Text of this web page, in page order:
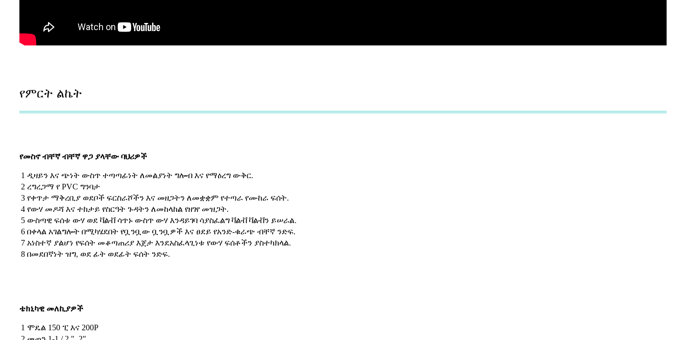
የምርት ልኬት
የመስኖ ብቸኛ ብቸኛ ዋጋ ያላቸው ባህሪዎች
1 ዲዛይን እና ጭነት ውስጥ ተጣጣፊነት ለመልያነት ግሎብ እና የማዕረግ ውቅር.
2 ረግረጋማ የ PVC ግንባታ
3 የቀጥታ ማቅረቢያ ወደቦች ፍርስራሾችን እና መዘጋትን ለመቋቋም የተጣራ የሙከራ ፍሰት.
4 የውሃ መዶሻ እና ተከታይ የስርዓት ጉዳትን ለመከላከል የዘገየ መዝጋት.
5 ውስጣዊ ፍሰቱ ውሃ ወደ ቫልቭ ሳጥኑ ውስጥ ውሃ እንዳይገባ ሳያስፈልግ ቫልቭ ቫልቭን ይሠራል.
6 በቀላል አገልግሎት በሚካሄደበት የቧንቧው ቧንቧዎች እና ፀደይ የአንድ-ቁራጭ ብቸኛ ንድፍ.
7 አነስተኛ ያልሆነ የፍሰት መቆጣጠሪያ እጀታ እንደአስፈላጊነቱ የውሃ ፍሰቶችን ያስተካክላል.
8 በመደበኛነት ዝግ, ወደ ፊት ወደፊት ፍሰት ንድፍ.
ቴክኒካዊ መለኪያዎች
1 ሞዴል 150 ፒ እና 200P